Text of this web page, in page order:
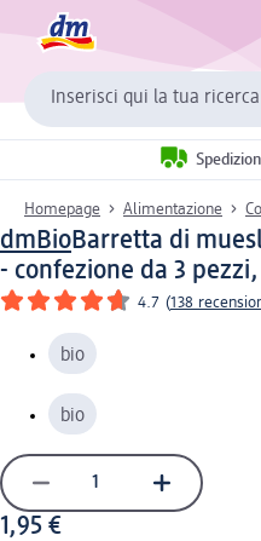
Inserisci qui la tua ricerca
Homepage Alimentazione
dmBioBarretta di
- confezione da 3 pezzi,
4.7 (138
bio
bio
1,95 €